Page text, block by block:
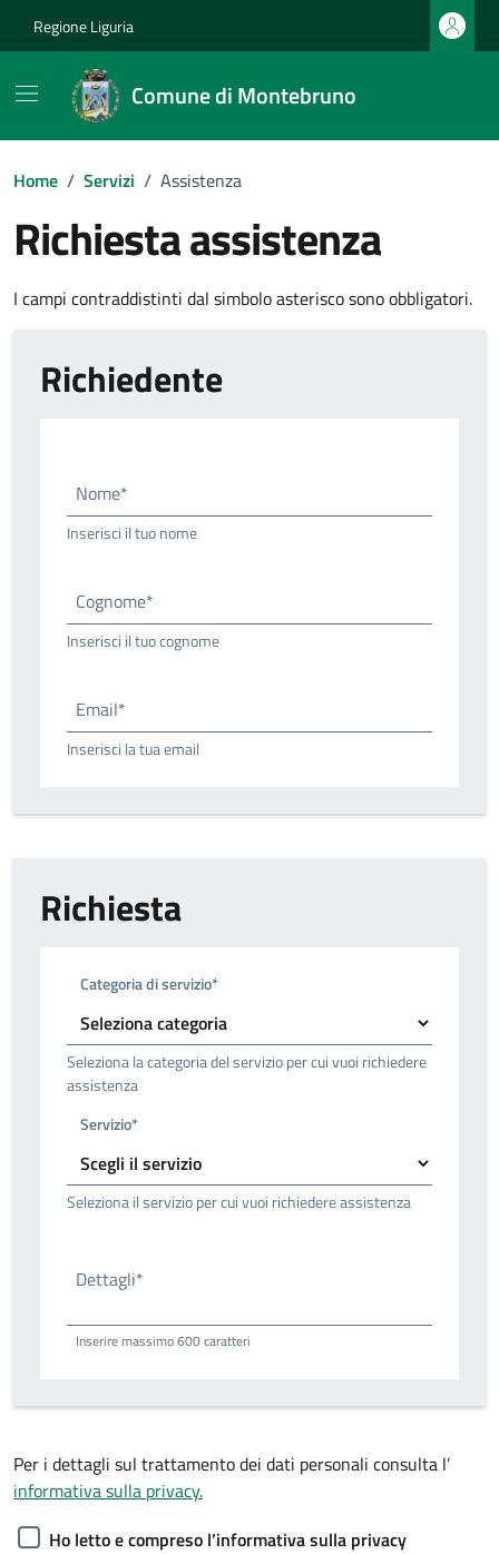
Regione Liguria
Comune di Montebruno
Home / Servizi / Assistenza
Richiesta assistenza
I campi contraddistinti dal simbolo asterisco sono obbligatori.
Richiedente
Nome*
Inserisci il tuo nome
Cognome*
Inserisci il tuo cognome
Email*
Inserisci la tua email
Richiesta
Categoria di servizio*
Seleziona la categoria del servizio per cui vuoi richiedere
assistenza
Servizio*
Seleziona il servizio per cui vuoi richiedere assistenza
Dettagli*
Inserire massimo 600 caratteri
Per i dettagli sul trattamento dei dati personali consulta l’
informativa sulla privacy.
Ho letto e compreso l’informativa sulla privacy